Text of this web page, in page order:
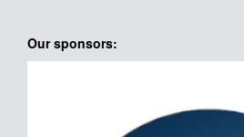
Our sponsors: